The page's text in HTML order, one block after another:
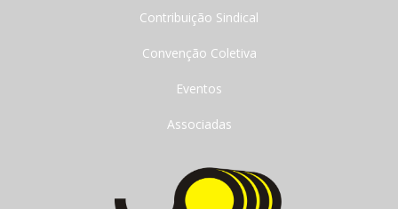
Contribuição Sindical
Convenção Coletiva
Eventos
Associadas